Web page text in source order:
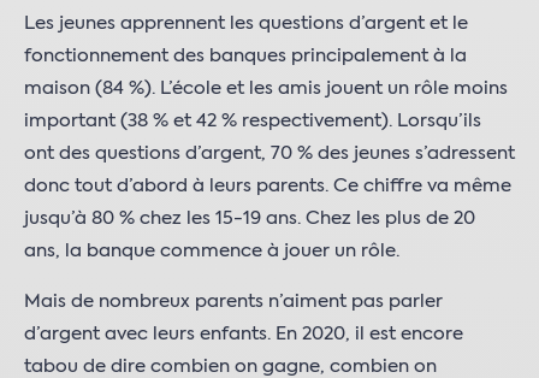
Les jeunes apprennent les questions d’argent et le
fonctionnement des banques principalement à la
maison (84 %). L’école et les amis jouent un rôle moins
important (38 % et 42 % respectivement). Lorsqu’ils
ont des questions d’argent, 70 % des jeunes s’adressent
donc tout d’abord à leurs parents. Ce chiffre va même
jusqu’à 80 % chez les 15-19 ans. Chez les plus de 20
ans, la banque commence à jouer un rôle.
Mais de nombreux parents n’aiment pas parler
d’argent avec leurs enfants. En 2020, il est encore
tabou de dire combien on gagne, combien on